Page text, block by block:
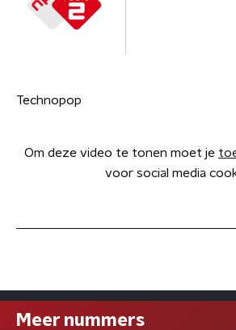
Technopop
Om deze video te tonen moet je
voor social media
Meer nummers